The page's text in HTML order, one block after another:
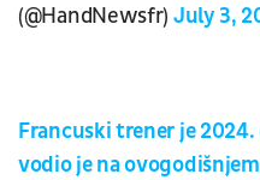
(@HandNewsfr) July 3,
Francuski trener je
vodio je na